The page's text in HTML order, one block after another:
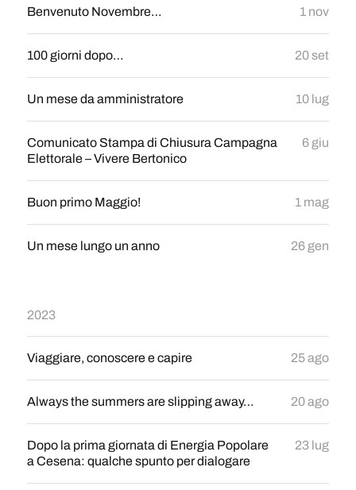
Benvenuto Novembre… 1 nov
100 giorni dopo… 20 set
Un mese da amministratore 10 lug
Comunicato Stampa di Chiusura Campagna
Elettorale – Vivere Bertonico
6 giu
Buon primo Maggio! 1 mag
Un mese lungo un anno 26 gen
2023
Viaggiare, conoscere e capire 25 ago
Always the summers are slipping away… 20 ago
Dopo la prima giornata di Energia Popolare
a Cesena: qualche spunto per dialogare
23 lug